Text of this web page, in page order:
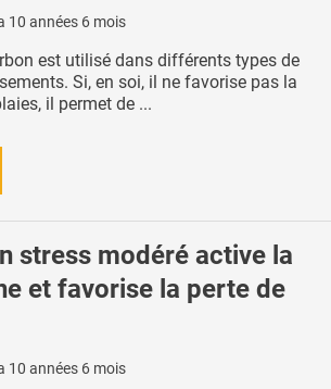
10 années 6 mois
est utilisé dans différents types de
Si, en soi, il ne favorise pas la
il permet de ...
stress modéré active la
et favorise la perte de
10 années 6 mois